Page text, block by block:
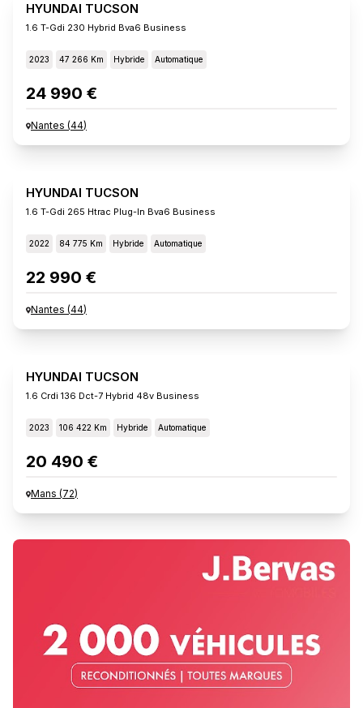
HYUNDAI TUCSON
1.6 T-Gdi 230 Hybrid Bva6 Business
2023 47 266 Km Hybride Automatique
24 990 €
Nantes (44)
HYUNDAI TUCSON
1.6 T-Gdi 265 Htrac Plug-In Bva6 Business
2022 84 775 Km Hybride Automatique
22 990 €
Nantes (44)
HYUNDAI TUCSON
1.6 Crdi 136 Dct-7 Hybrid 48v Business
2023 106 422 Km Hybride Automatique
20 490 €
Mans (72)